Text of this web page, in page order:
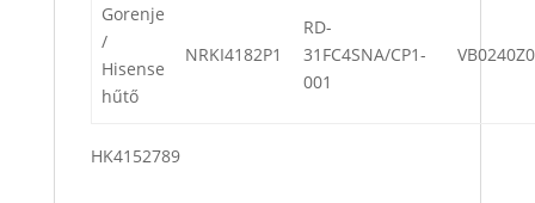
Gorenje
/
Hisense
hűtő
NRKI4182P1
RD-
31FC4SNA/CP1-
001
HK4152789